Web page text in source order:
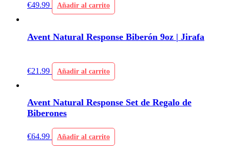
€49.99 Añadir al carrito
Avent Natural Response Biberón 9oz | Jirafa
€21.99 Añadir al carrito
Avent Natural Response Set de Regalo de
Biberones
€64.99 Añadir al carrito